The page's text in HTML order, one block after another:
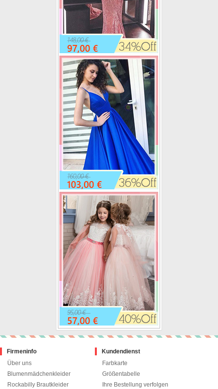
Firmeninfo
Über uns
Blumenmädchenkleider
Rockabilly Brautkleider
Kundendienst
Farbkarte
Größentabelle
Ihre Bestellung verfolgen